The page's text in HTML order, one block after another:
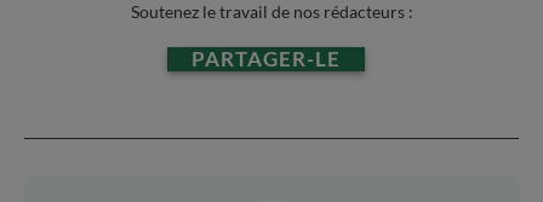
Soutenez le travail de nos rédacteurs :
PARTAGER-LE